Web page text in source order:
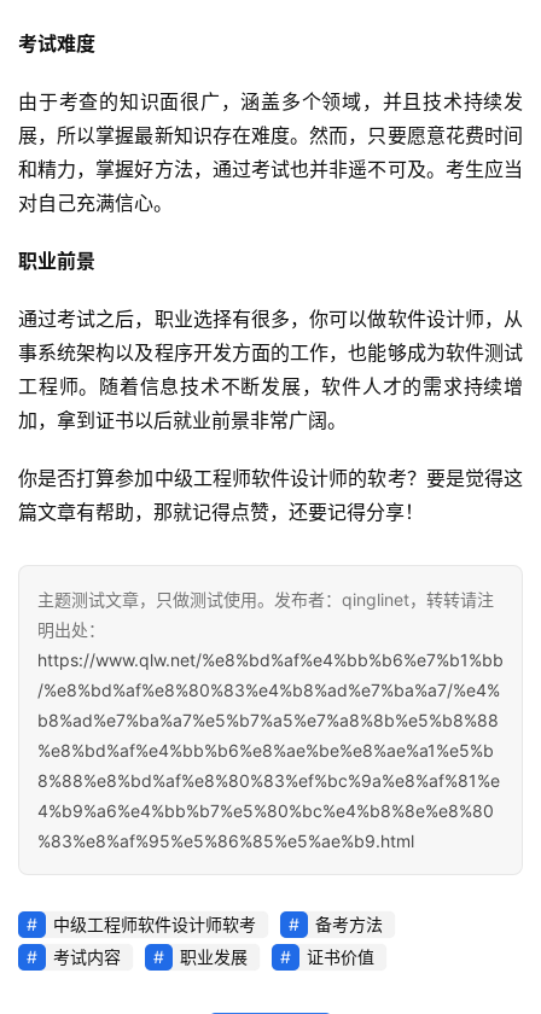
考试难度
由于考查的知识面很广，涵盖多个领域，并且技术持续发
展，所以掌握最新知识存在难度。然而，只要愿意花费时间
和精力，掌握好方法，通过考试也并非遥不可及。考生应当
对自己充满信心。
职业前景
通过考试之后，职业选择有很多，你可以做软件设计师，从
事系统架构以及程序开发方面的工作，也能够成为软件测试
工程师。随着信息技术不断发展，软件人才的需求持续增
加，拿到证书以后就业前景非常广阔。
你是否打算参加中级工程师软件设计师的软考？要是觉得这
篇文章有帮助，那就记得点赞，还要记得分享！
主题测试文章，只做测试使用。发布者：qinglinet，转转请注
明出处：
https://www.qlw.net/%e8%bd%af%e4%bb%b6%e7%b1%bb
/%e8%bd%af%e8%80%83%e4%b8%ad%e7%ba%a7/%e4%
b8%ad%e7%ba%a7%e5%b7%a5%e7%a8%8b%e5%b8%88
%e8%bd%af%e4%bb%b6%e8%ae%be%e8%ae%a1%e5%b
8%88%e8%bd%af%e8%80%83%ef%bc%9a%e8%af%81%e
4%b9%a6%e4%bb%b7%e5%80%bc%e4%b8%8e%e8%80
%83%e8%af%95%e5%86%85%e5%ae%b9.html
中级工程师软件设计师软考
备考方法
考试内容
职业发展 证书价值